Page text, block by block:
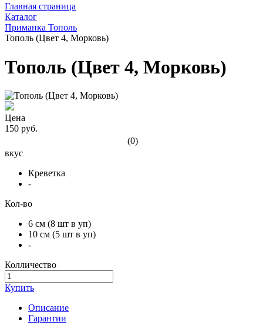
Главная страница
Каталог
Приманка Тополь
Тополь (Цвет 4, Морковь)
Тополь (Цвет 4, Морковь)
Цена
150 руб.
(0)
вкус
Креветка
-
Кол-во
6 см (8 шт в уп)
10 см (5 шт в уп)
-
Колличество
Купить
Описание
Гарантии